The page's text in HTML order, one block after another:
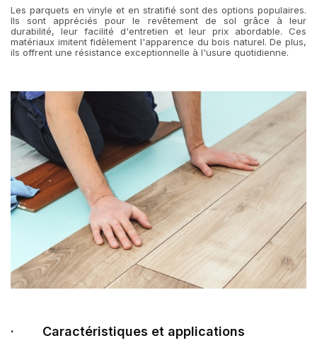
Les parquets en vinyle et en stratifié sont des options populaires.
Ils sont appréciés pour le revêtement de sol grâce à leur
durabilité, leur facilité d'entretien et leur prix abordable. Ces
matériaux imitent fidèlement l'apparence du bois naturel. De plus,
ils offrent une résistance exceptionnelle à l'usure quotidienne.
· Caractéristiques et applications